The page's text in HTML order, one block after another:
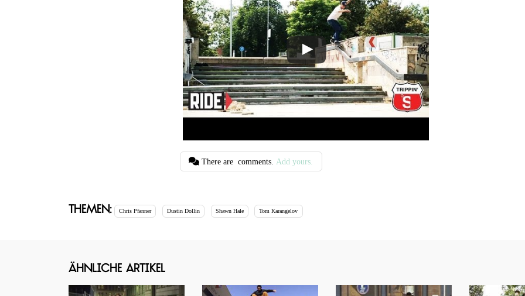
There are comments. Add yours.
Themen: Chris Pfanner Dustin Dollin Shawn Hale Tom Karangelov
Ähnliche Artikel